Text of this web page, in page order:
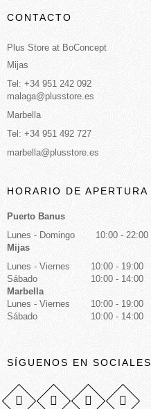
CONTACTO
Plus Store at BoConcept
Mijas
Tel: +34 951 242 092
malaga@plusstore.es
Marbella
Tel: +34 951 492 727
marbella@plusstore.es
HORARIO DE APERTURA
Puerto Banus
Lunes - Domingo
10:00 - 22:00
Mijas
Lunes - Viernes
10:00 - 19:00
Sábado
10:00 - 14:00
Marbella
Lunes - Viernes
10:00 - 19:00
Sábado
10:00 - 14:00
SÍGUENOS EN SOCIALES